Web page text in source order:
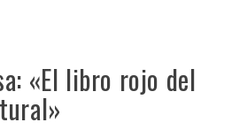
«El libro rojo del